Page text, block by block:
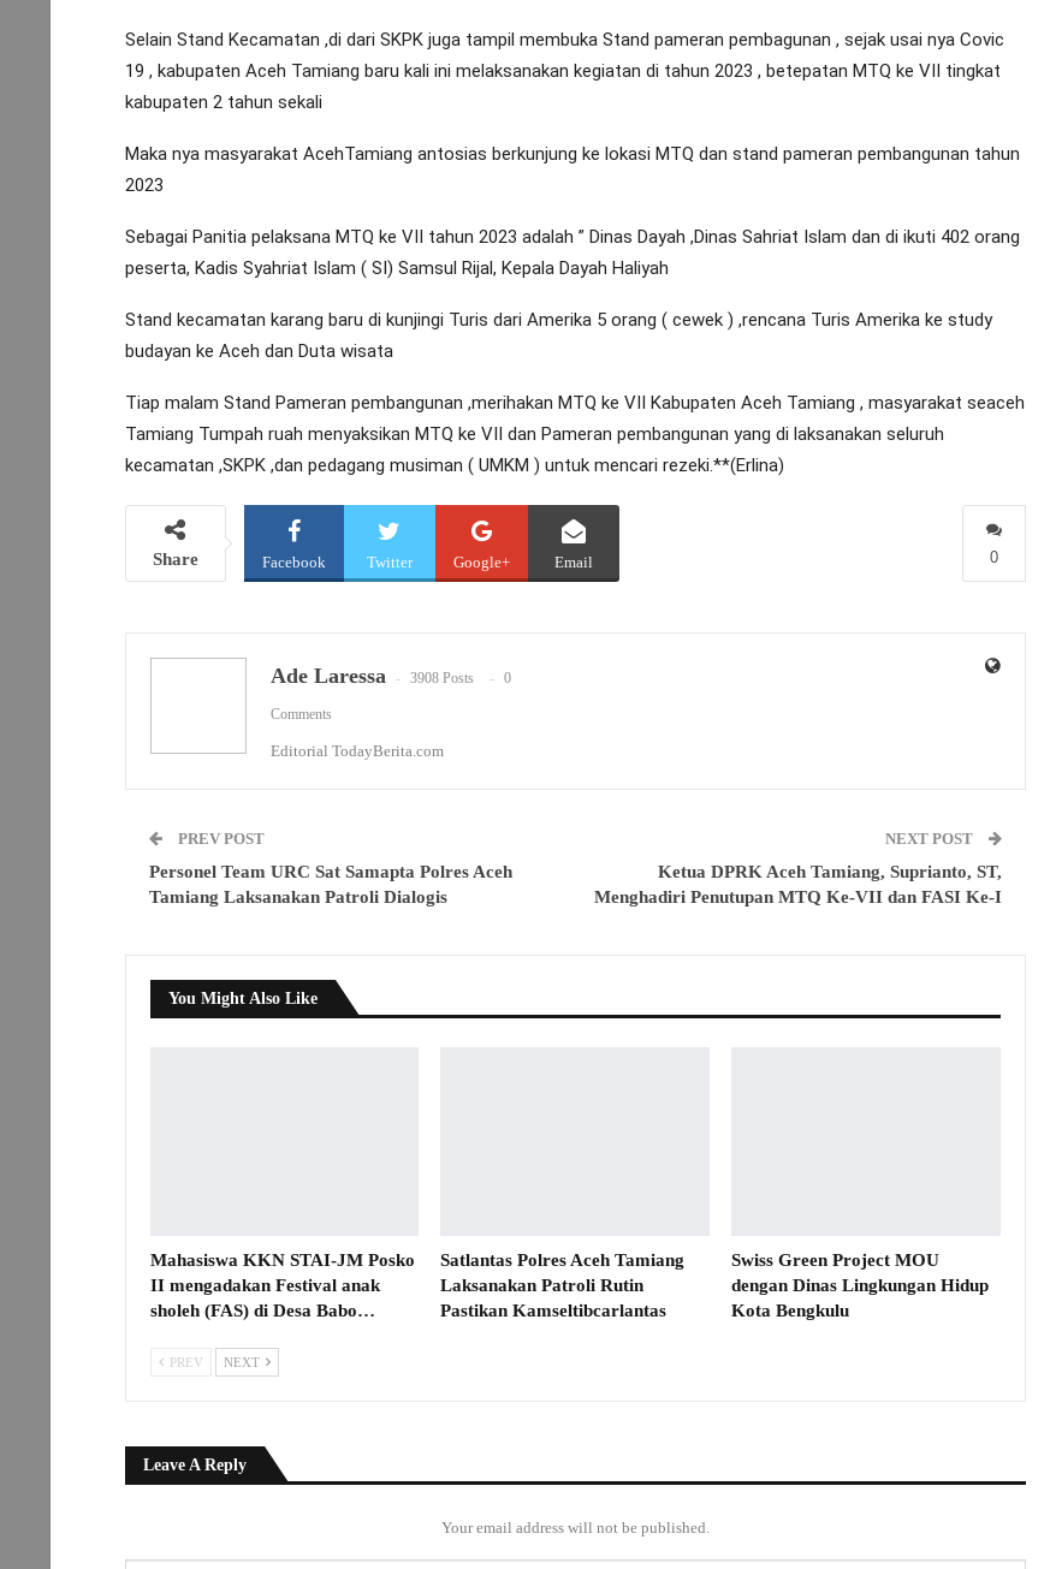
Selain Stand Kecamatan ,di dari SKPK juga tampil membuka Stand pameran pembagunan , sejak usai nya Covic
19 , kabupaten Aceh Tamiang baru kali ini melaksanakan kegiatan di tahun 2023 , betepatan MTQ ke VII tingkat
kabupaten 2 tahun sekali
Maka nya masyarakat AcehTamiang antosias berkunjung ke lokasi MTQ dan stand pameran pembangunan tahun
2023
Sebagai Panitia pelaksana MTQ ke VII tahun 2023 adalah ” Dinas Dayah ,Dinas Sahriat Islam dan di ikuti 402 orang
peserta, Kadis Syahriat Islam ( SI) Samsul Rijal, Kepala Dayah Haliyah
Stand kecamatan karang baru di kunjingi Turis dari Amerika 5 orang ( cewek ) ,rencana Turis Amerika ke study
budayan ke Aceh dan Duta wisata
Tiap malam Stand Pameran pembangunan ,merihakan MTQ ke VII Kabupaten Aceh Tamiang , masyarakat seaceh
Tamiang Tumpah ruah menyaksikan MTQ ke VII dan Pameran pembangunan yang di laksanakan seluruh
kecamatan ,SKPK ,dan pedagang musiman ( UMKM ) untuk mencari rezeki.**(Erlina)
0
Share Facebook Twitter Google+ Email
Ade Laressa 3908 Posts 0
Comments
Editorial TodayBerita.com
PREV POST
Personel Team URC Sat Samapta Polres Aceh
Tamiang Laksanakan Patroli Dialogis
NEXT POST
Ketua DPRK Aceh Tamiang, Suprianto, ST,
Menghadiri Penutupan MTQ Ke-VII dan FASI Ke-I
You Might Also Like
Mahasiswa KKN STAI-JM Posko
II mengadakan Festival anak
sholeh (FAS) di Desa Babo…
Satlantas Polres Aceh Tamiang
Laksanakan Patroli Rutin
Pastikan Kamseltibcarlantas
Swiss Green Project MOU
dengan Dinas Lingkungan Hidup
Kota Bengkulu
PREV NEXT
Leave A Reply
Your email address will not be published.